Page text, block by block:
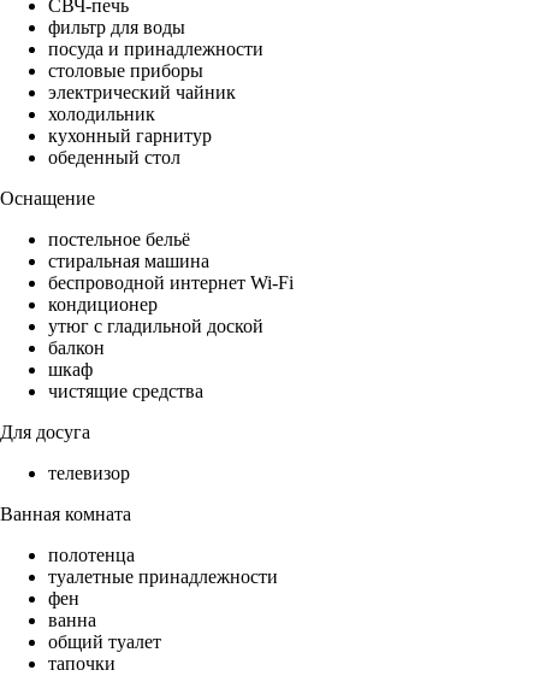
СВЧ-печь
фильтр для воды
посуда и принадлежности
столовые приборы
электрический чайник
холодильник
кухонный гарнитур
обеденный стол
Оснащение
постельное бельё
стиральная машина
беспроводной интернет Wi-Fi
кондиционер
утюг с гладильной доской
балкон
шкаф
чистящие средства
Для досуга
телевизор
Ванная комната
полотенца
туалетные принадлежности
фен
ванна
общий туалет
тапочки